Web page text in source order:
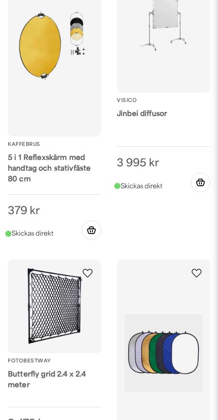
KAFFEBRUS
5 i 1 Reflexskärm med
handtag och stativfäste
80 cm
379 kr
VISICO
Jinbei diffusor
3 995 kr
FOTOBESTWAY
Butterfly grid 2.4 x 2.4
meter